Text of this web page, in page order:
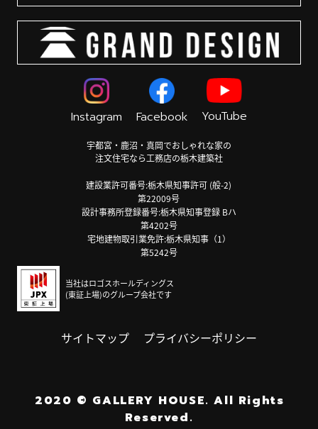
Instagram Facebook YouTube
宇都宮・鹿沼・真岡でおしゃれな家の
注文住宅なら工務店の栃木建築社
建設業許可番号:栃木県知事許可 (般-2)
第22009号
設計事務所登録番号:栃木県知事登録 Bハ
第4202号
宅地建物取引業免許:栃木県知事（1）
第5242号
当社はロゴスホールディングス
(東証上場)のグループ会社です
サイトマップ プライバシーポリシー
2020 © GALLERY HOUSE. All Rights
Reserved.